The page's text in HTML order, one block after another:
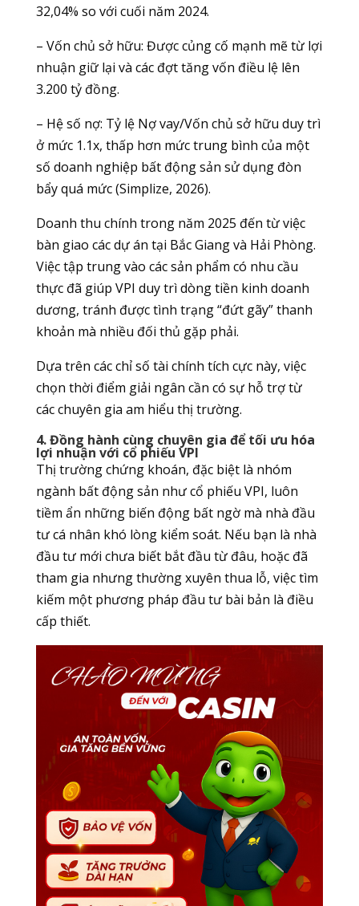
32,04% so với cuối năm 2024.
– Vốn chủ sở hữu: Được củng cố mạnh mẽ từ lợi
nhuận giữ lại và các đợt tăng vốn điều lệ lên
3.200 tỷ đồng.
– Hệ số nợ: Tỷ lệ Nợ vay/Vốn chủ sở hữu duy trì
ở mức 1.1x, thấp hơn mức trung bình của một
số doanh nghiệp bất động sản sử dụng đòn
bẩy quá mức (Simplize, 2026).
Doanh thu chính trong năm 2025 đến từ việc
bàn giao các dự án tại Bắc Giang và Hải Phòng.
Việc tập trung vào các sản phẩm có nhu cầu
thực đã giúp VPI duy trì dòng tiền kinh doanh
dương, tránh được tình trạng “đứt gãy” thanh
khoản mà nhiều đối thủ gặp phải.
Dựa trên các chỉ số tài chính tích cực này, việc
chọn thời điểm giải ngân cần có sự hỗ trợ từ
các chuyên gia am hiểu thị trường.
4. Đồng hành cùng chuyên gia để tối ưu hóa
lợi nhuận với cổ phiếu VPI
Thị trường chứng khoán, đặc biệt là nhóm
ngành bất động sản như cổ phiếu VPI, luôn
tiềm ẩn những biến động bất ngờ mà nhà đầu
tư cá nhân khó lòng kiểm soát. Nếu bạn là nhà
đầu tư mới chưa biết bắt đầu từ đâu, hoặc đã
tham gia nhưng thường xuyên thua lỗ, việc tìm
kiếm một phương pháp đầu tư bài bản là điều
cấp thiết.